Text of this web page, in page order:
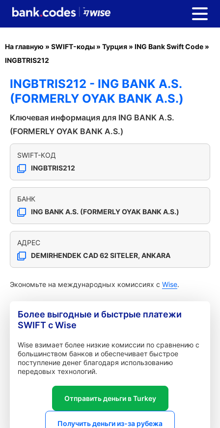
На главную » SWIFT-коды » Турция » ING Bank Swift Code »
INGBTRIS212
INGBTRIS212 - ING BANK A.S.
(FORMERLY OYAK BANK A.S.)
Ключевая информация для ING BANK A.S.
(FORMERLY OYAK BANK A.S.)
SWIFT-КОД
INGBTRIS212
БАНК
ING BANK A.S. (FORMERLY OYAK BANK A.S.)
АДРЕС
DEMIRHENDEK CAD 62 SITELER, ANKARA
Экономьте на международных комиссиях с Wise.
Более выгодные и быстрые платежи
SWIFT с Wise
Wise взимает более низкие комиссии по сравнению с
большинством банков и обеспечивает быстрое
поступление денег благодаря использованию
передовых технологий.
Отправить деньги в Turkey
Получить деньги из-за рубежа